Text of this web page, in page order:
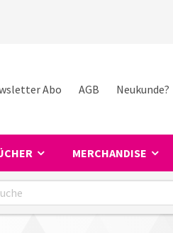
Abo AGB Neukunde?
MERCHANDISE